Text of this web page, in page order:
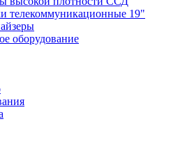
телекоммуникационные 19"
оборудование